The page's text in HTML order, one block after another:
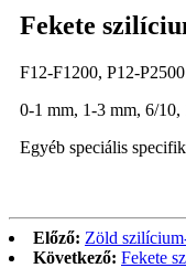
Fekete
F12-F1200, P12-P2500
0-1 mm, 1-3 mm, 6/10,
Egyéb speciális
Előző: Zöld
Következő: Fekete